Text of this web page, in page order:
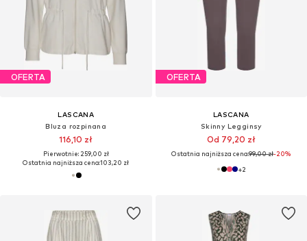
OFERTA
LASCANA
Bluza rozpinana
116,10 zł
Pierwotnie: 259,00 zł
Ostatnia najniższa cena:103,20 zł
OFERTA
LASCANA
Skinny Legginsy
Od 79,20 zł
Ostatnia najniższa cena:99,00 zł-20%
+2